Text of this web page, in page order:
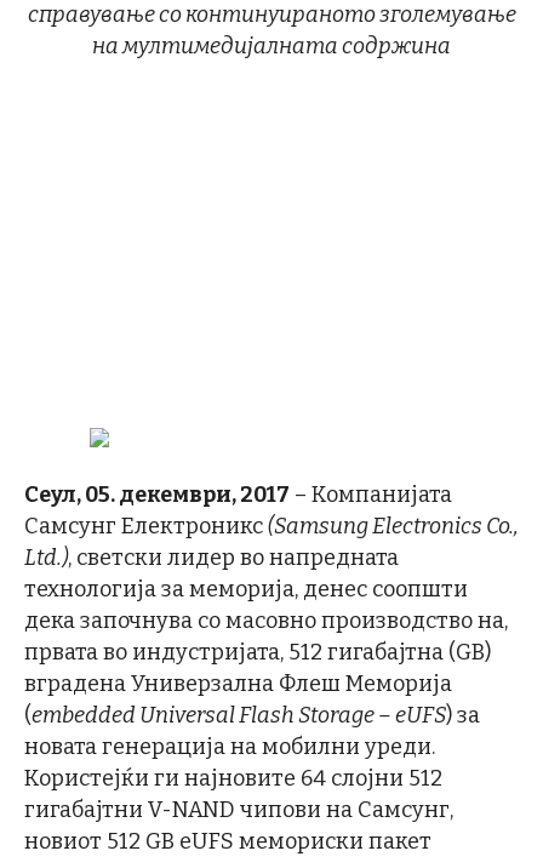
справување со континуираното зголемување
на мултимедијалната содржина
Сеул, 05. декември,2017 – Компанијата
Самсунг Електроникс(Samsung Electronics Co.,
Ltd.), светски лидер во напредната
технологија за меморија, денес соопшти
дека започнува со масовно производство на,
првата во индустријата, 512 гигабајтна (GB)
вградена Универзална Флеш Меморија
(embedded Universal Flash Storage – eUFS) за
новата генерација на мобилни уреди.
Користејќи ги најновите 64 слојни 512
гигабајтни V-NAND чипови на Самсунг,
новиот 512 GB eUFS мемориски пакет